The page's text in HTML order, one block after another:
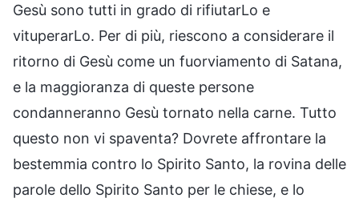
Gesù sono tutti in grado di rifiutarLo e
vituperarLo. Per di più, riescono a considerare il
ritorno di Gesù come un fuorviamento di Satana,
e la maggioranza di queste persone
condanneranno Gesù tornato nella carne. Tutto
questo non vi spaventa? Dovrete affrontare la
bestemmia contro lo Spirito Santo, la rovina delle
parole dello Spirito Santo per le chiese, e lo